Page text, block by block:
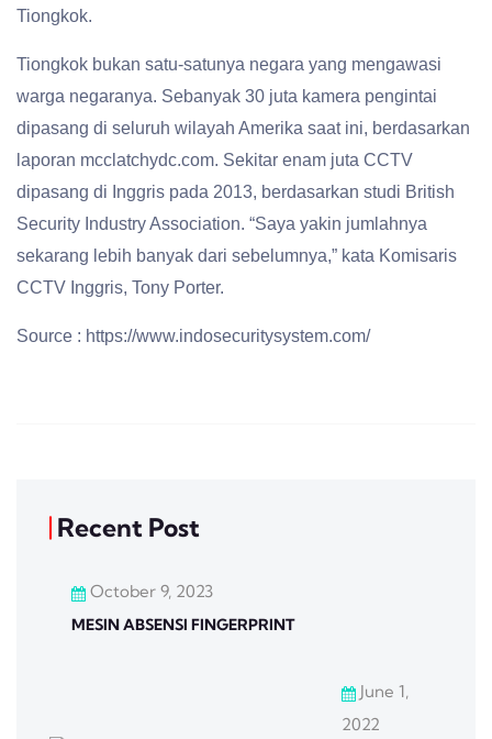
Tiongkok.
Tiongkok bukan satu-satunya negara yang mengawasi
warga negaranya. Sebanyak 30 juta kamera pengintai
dipasang di seluruh wilayah Amerika saat ini, berdasarkan
laporan mcclatchydc.com. Sekitar enam juta CCTV
dipasang di Inggris pada 2013, berdasarkan studi British
Security Industry Association. “Saya yakin jumlahnya
sekarang lebih banyak dari sebelumnya,” kata Komisaris
CCTV Inggris, Tony Porter.
Source : https://www.indosecuritysystem.com/
Recent Post
October 9, 2023
MESIN ABSENSI FINGERPRINT
June 1,
2022